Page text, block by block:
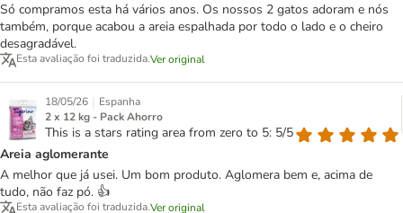
Só compramos esta há vários anos. Os nossos 2 gatos adoram e nós
também, porque acabou a areia espalhada por todo o lado e o cheiro
desagradável.
Esta avaliação foi traduzida.Ver original
18/05/26 | Espanha
2 x 12 kg - Pack Ahorro
This is a stars rating area from zero to 5: 5/5
Areia aglomerante
A melhor que já usei. Um bom produto. Aglomera bem e, acima de
tudo, não faz pó. 👍
Esta avaliação foi traduzida.Ver original